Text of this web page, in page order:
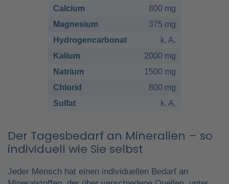
Calcium
800 mg
Magnesium
375 mg
Hydrogencarbonat
k. A.
Kalium
2000 mg
Natrium
1500 mg
Chlorid
800 mg
Sulfat
k. A.
Der Tagesbedarf an Mineralien – so
individuell wie Sie selbst
Jeder Mensch hat einen individuellen Bedarf an